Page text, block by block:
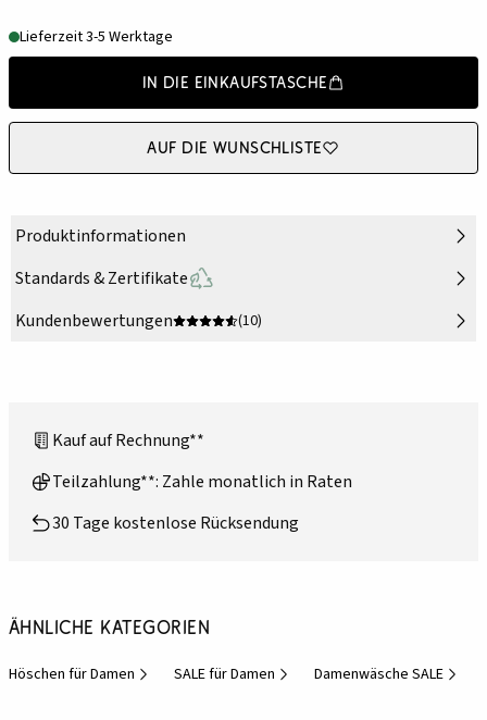
Lieferzeit 3-5 Werktage
In die Einkaufstasche
Auf die Wunschliste
Produktinformationen
Standards & Zertifikate
Kundenbewertungen
(10)
Kauf auf Rechnung**
Teilzahlung**: Zahle monatlich in Raten
30 Tage kostenlose Rücksendung
Ähnliche Kategorien
Höschen für Damen SALE für Damen Damenwäsche SALE